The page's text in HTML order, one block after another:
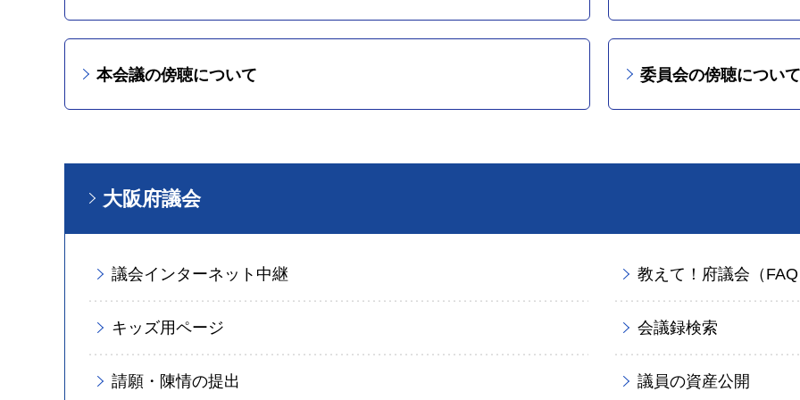
本会議の傍聴について 委員会の傍聴につい
大阪府議会
議会インターネット中継 教えて！府議会（
キッズ用ページ 会議録検索
請願・陳情の提出 議員の資産公開